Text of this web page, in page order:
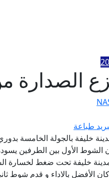
الصدارة
طباعة
خليفة تحت ضغط لخسارة